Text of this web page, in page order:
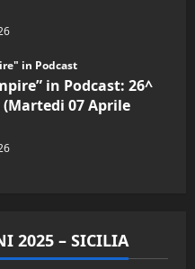
in Podcast
in Podcast: 26^
07 Aprile
2025 – SICILIA